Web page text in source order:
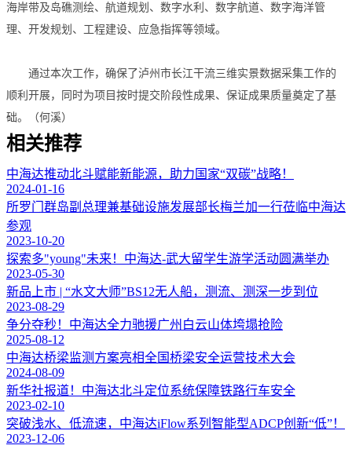
海岸带及岛礁测绘、航道规划、数字水利、数字航道、数字海洋管
理、开发规划、工程建设、应急指挥等领域。
通过本次工作，确保了泸州市长江干流三维实景数据采集工作的
顺利开展，同时为项目按时提交阶段性成果、保证成果质量奠定了基
础。（何溪）
相关推荐
中海达推动北斗赋能新能源，助力国家“双碳”战略！
2024-01-16
所罗门群岛副总理兼基础设施发展部长梅兰加一行莅临中海达
参观
2023-10-20
探索多"young"未来！中海达-武大留学生游学活动圆满举办
2023-05-30
新品上市 | “水文大师”BS12无人船，测流、测深一步到位
2023-08-29
争分夺秒！中海达全力驰援广州白云山体垮塌抢险
2025-08-12
中海达桥梁监测方案亮相全国桥梁安全运营技术大会
2024-08-09
新华社报道！中海达北斗定位系统保障铁路行车安全
2023-02-10
突破浅水、低流速，中海达iFlow系列智能型ADCP创新“低”！
2023-12-06